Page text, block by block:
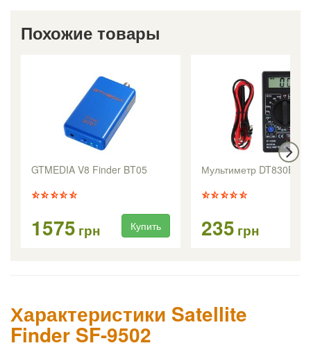
Похожие товары
GTMEDIA V8 Finder BT05
1575 грн Купить
Мультиметр DT830B
235 грн
Характеристики Satellite
Finder SF-9502